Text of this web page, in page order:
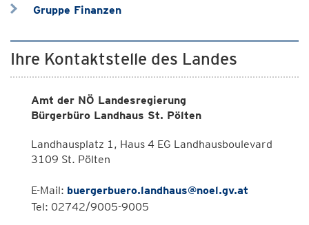
Gruppe Finanzen
Ihre Kontaktstelle des Landes
Amt der NÖ Landesregierung
Bürgerbüro Landhaus St. Pölten
Landhausplatz 1, Haus 4 EG Landhausboulevard
3109 St. Pölten
E-Mail: buergerbuero.landhaus@noel.gv.at
Tel: 02742/9005-9005